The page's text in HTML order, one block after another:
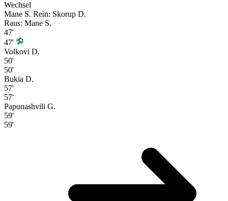
Wechsel
Mane S. Rein: Skorup D.
Raus: Mane S.
47'
47'
Volkovi D.
50'
50'
Bukia D.
57'
57'
Papunashvili G.
59'
59'